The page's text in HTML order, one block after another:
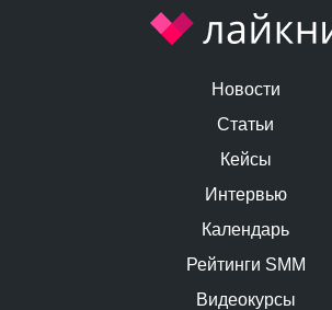
Новости
Статьи
Кейсы
Интервью
Календарь
Рейтинги SMM
Видеокурсы